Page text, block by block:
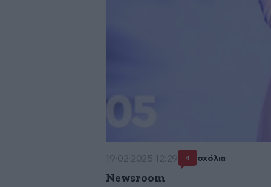
19·02·2025 12:29 4 σχόλια
Newsroom